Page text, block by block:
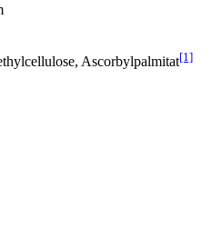
Ascorbylpalmitat[1]